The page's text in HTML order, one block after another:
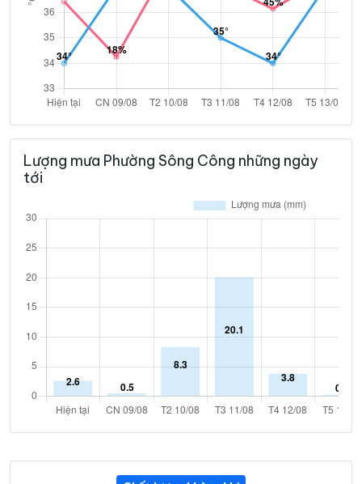
Lượng mưa Phường Sông Công những ngày
tới